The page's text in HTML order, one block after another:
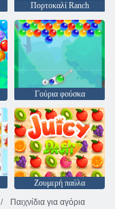
Πορτοκαλί Ranch
Γούρια φούσκα
Ζουμερή παύλα
Παιχνίδια για αγόρια